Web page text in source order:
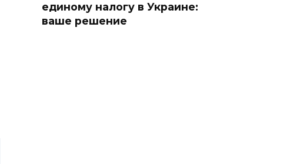
единому налогу в Украине:
ваше решение